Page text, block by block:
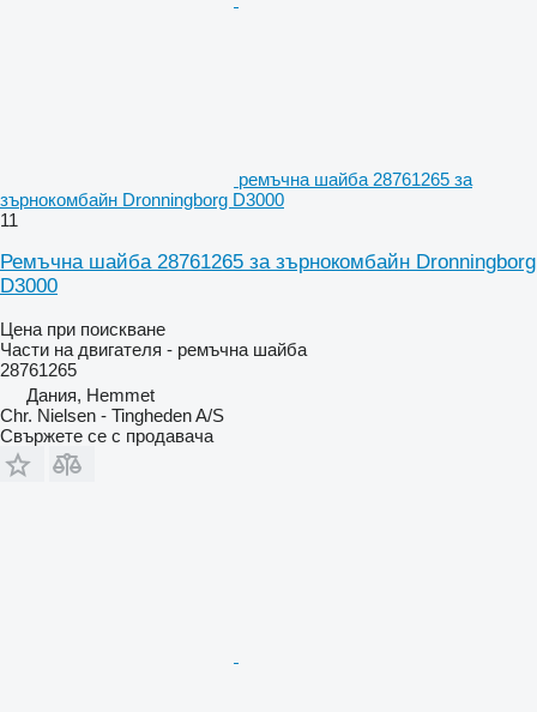
ремъчна шайба 28761265 за
зърнокомбайн Dronningborg D3000
11
Ремъчна шайба 28761265 за зърнокомбайн Dronningborg
D3000
Цена при поискване
Части на двигателя - ремъчна шайба
28761265
Дания, Hemmet
Chr. Nielsen - Tingheden A/S
Свържете се с продавача